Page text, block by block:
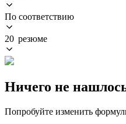
По соответствию
20 резюме
Ничего не
Попробуйте изменить